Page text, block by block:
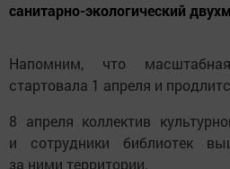
санитарно-экологический
Напомним, что
стартовала 1 апреля и
8 апреля коллектив
и сотрудники библиотек
за ними территории.